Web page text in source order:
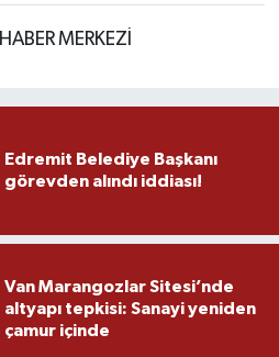
MERKEZİ
Edremit Belediye Başkanı
görevden alındı iddiası!
Van Marangozlar Sitesi’nde
altyapı tepkisi: Sanayi yeniden
çamur içinde